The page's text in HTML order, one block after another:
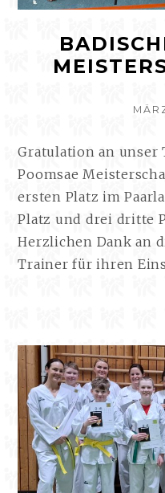
Gratulation an unser
Poomsae
ersten Platz im
Platz und drei dritte
Herzlichen Dank an
Trainer für ihren